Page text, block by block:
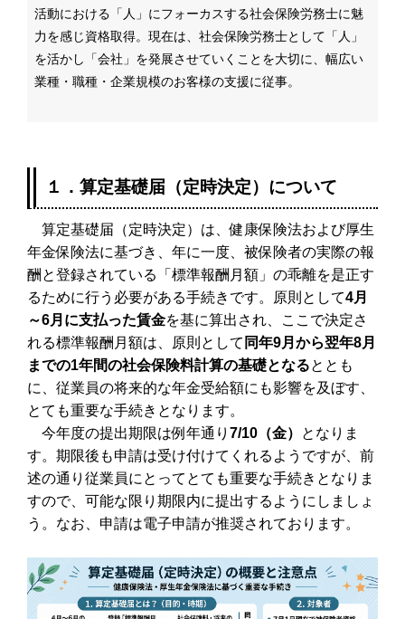
活動における「人」にフォーカスする社会保険労務士に魅
力を感じ資格取得。 現在は、社会保険労務士として 「人」
を活かし「会社」を発展させていくことを大切に、幅広い
業種・職種・企業規模のお客様の支援に従事。
１．算定基礎届（定時決定）について
算定基礎届（定時決定）は、健康保険法および厚生
年金保険法に基づき、年に一度、被保険者の実際の報
酬と登録されている「標準報酬月額」の乖離を是正す
るために行う必要がある手続きです。原則として4月
～6月に支払った賃金を基に算出され、ここで決定さ
れる標準報酬月額は、原則として 同年9月から翌年8月
までの1年間の社会保険料計算の基礎となるととも
に、従業員の将来的な年金受給額にも影響を及ぼす、
とても重要な手続きとなります。
今年度の提出期限は例年通り 7/10（金）
となりま
す。期限後も申請は受け付けてくれるようですが、前
述の通り従業員にとってとても重要な手続きとなりま
すので、可能な限り期限内に提出するようにしましょ
う。なお、申請は電子申請が推奨されております。